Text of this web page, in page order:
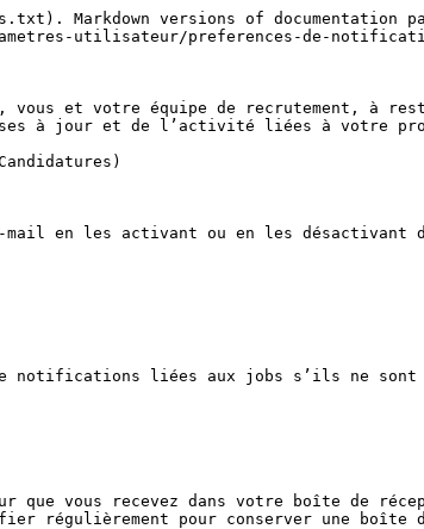
Markdown versions of documentation
utilisateur/preferences-de-
vous et votre équipe de recrutement, à
à jour et de l’activité liées à votre
en les activant ou en les désactivant
notifications liées aux jobs s’ils ne sont
vous recevez dans votre boîte de
régulièrement pour conserver une boîte